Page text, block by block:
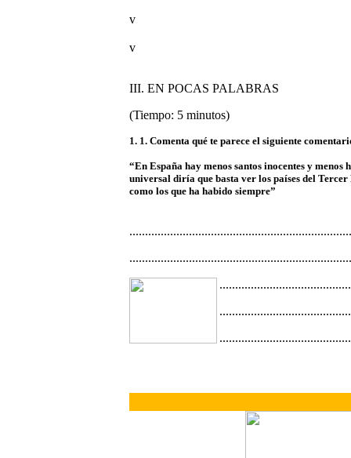
v
v
III. EN POCAS PALABRAS
(Tiempo: 5 minutos)
1. 1. Comenta qué te parece el siguiente
“En España hay menos santos inocentes y
universal diría que basta ver los países del Tercer
como los que ha habido siempre”